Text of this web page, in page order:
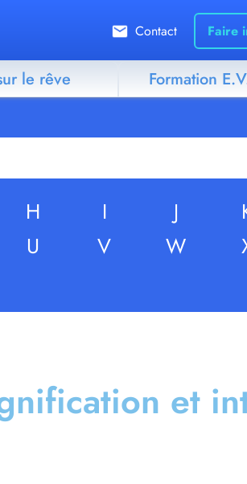
Contact Faire
le rêve Formation
H I J
U V W
et